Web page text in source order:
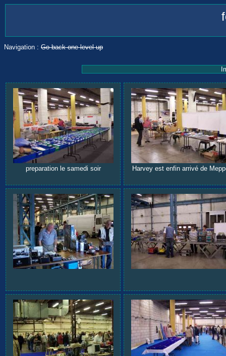
Navigation : Go back one level up
preparation le samedi soir Harvey est enfin arrivé de